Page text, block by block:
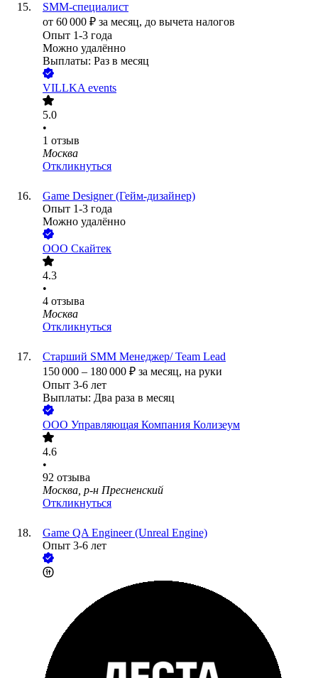
SMM-специалист
от 60 000 ₽ за месяц, до вычета налогов
Опыт 1-3 года
Можно удалённо
Выплаты: Раз в месяц
VILLKA events
5.0
•
1 отзыв
Москва
Откликнуться
Game Designer (Гейм-дизайнер)
Опыт 1-3 года
Можно удалённо
ООО Скайтек
4.3
•
4 отзыва
Москва
Откликнуться
Старший SMM Менеджер/ Team Lead
150 000 – 180 000 ₽ за месяц, на руки
Опыт 3-6 лет
Выплаты: Два раза в месяц
ООО Управляющая Компания Колизеум
4.6
•
92 отзыва
Москва, р-н Пресненский
Откликнуться
Game QA Engineer (Unreal Engine)
Опыт 3-6 лет